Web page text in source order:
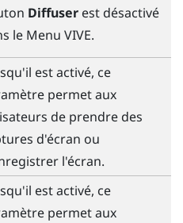
Diffuserest désactivé
le Menu VIVE.
est activé, ce
permet aux
de prendre des
d'écran ou
l'écran.
est activé, ce
permet aux